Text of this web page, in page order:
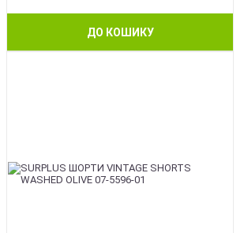
ДО КОШИКУ